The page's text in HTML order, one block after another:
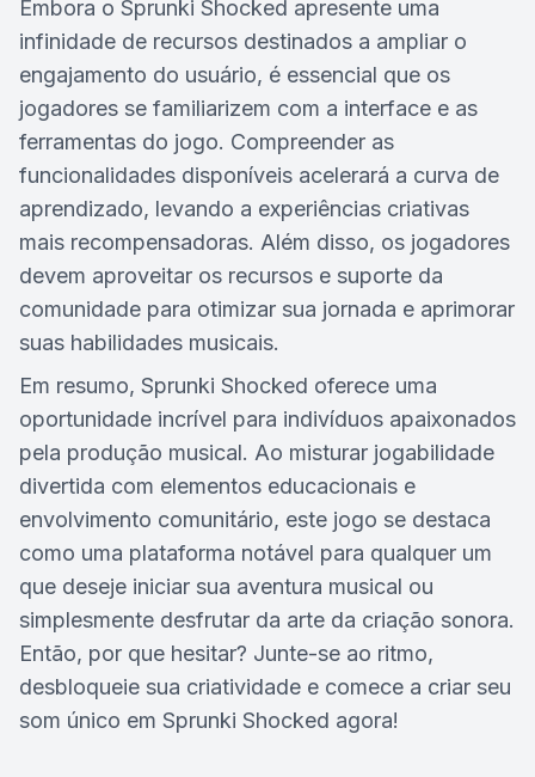
Embora o Sprunki Shocked apresente uma
infinidade de recursos destinados a ampliar o
engajamento do usuário, é essencial que os
jogadores se familiarizem com a interface e as
ferramentas do jogo. Compreender as
funcionalidades disponíveis acelerará a curva de
aprendizado, levando a experiências criativas
mais recompensadoras. Além disso, os jogadores
devem aproveitar os recursos e suporte da
comunidade para otimizar sua jornada e aprimorar
suas habilidades musicais.
Em resumo, Sprunki Shocked oferece uma
oportunidade incrível para indivíduos apaixonados
pela produção musical. Ao misturar jogabilidade
divertida com elementos educacionais e
envolvimento comunitário, este jogo se destaca
como uma plataforma notável para qualquer um
que deseje iniciar sua aventura musical ou
simplesmente desfrutar da arte da criação sonora.
Então, por que hesitar? Junte-se ao ritmo,
desbloqueie sua criatividade e comece a criar seu
som único em Sprunki Shocked agora!